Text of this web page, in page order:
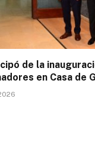
de la
en Casa de